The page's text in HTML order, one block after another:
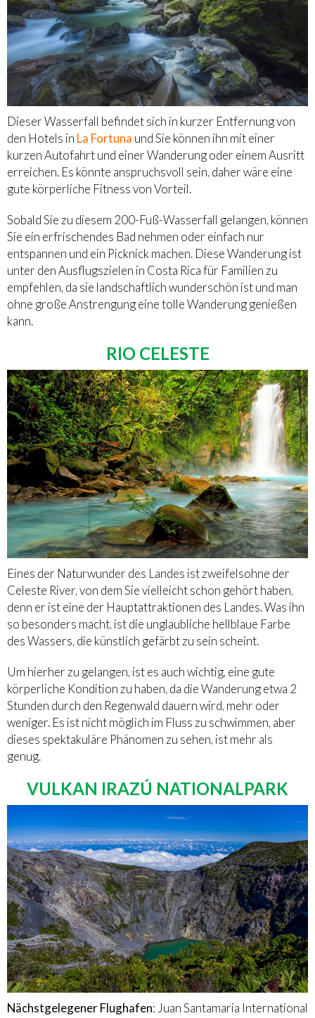
Dieser Wasserfall befindet sich in kurzer Entfernung von
den Hotels in La Fortuna und Sie können ihn mit einer
kurzen Autofahrt und einer Wanderung oder einem Ausritt
erreichen. Es könnte anspruchsvoll sein, daher wäre eine
gute körperliche Fitness von Vorteil.
Sobald Sie zu diesem 200-Fuß-Wasserfall gelangen, können
Sie ein erfrischendes Bad nehmen oder einfach nur
entspannen und ein Picknick machen. Diese Wanderung ist
unter den Ausflugszielen in Costa Rica für Familien zu
empfehlen, da sie landschaftlich wunderschön ist und man
ohne große Anstrengung eine tolle Wanderung genießen
kann.
RIO CELESTE
Eines der Naturwunder des Landes ist zweifelsohne der
Celeste River, von dem Sie vielleicht schon gehört haben,
denn er ist eine der Hauptattraktionen des Landes. Was ihn
so besonders macht, ist die unglaubliche hellblaue Farbe
des Wassers, die künstlich gefärbt zu sein scheint.
Um hierher zu gelangen, ist es auch wichtig, eine gute
körperliche Kondition zu haben, da die Wanderung etwa 2
Stunden durch den Regenwald dauern wird, mehr oder
weniger. Es ist nicht möglich im Fluss zu schwimmen, aber
dieses spektakuläre Phänomen zu sehen, ist mehr als
genug.
VULKAN IRAZÚ NATIONALPARK
Nächstgelegener Flughafen: Juan Santamaria International